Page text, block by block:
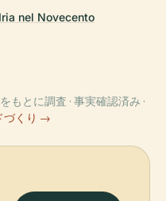
nel Novecento
とに調査 · 事実確認済み ·
づくり →